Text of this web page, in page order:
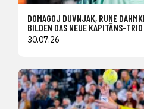
DOMAGOJ DUVNJAK, RUNE
BILDEN DAS NEUE KAPITÄNS-
30.07.26